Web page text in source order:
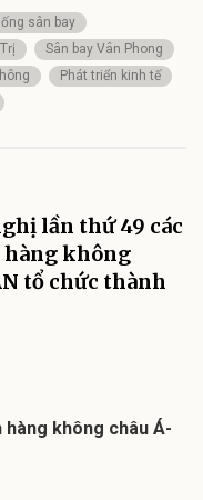
sân bay
Sân bay Vân Phong
Phát triển kinh tế
lần thứ 49 các
hàng không
tổ chức thành
không châu Á-